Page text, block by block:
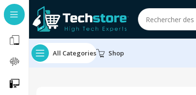
All Categories Shop